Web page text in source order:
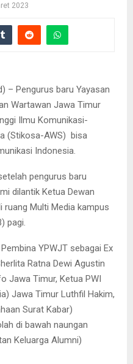
2023
dan mereka optimistis
– Pengurus baru Yayasan
Wartawan Jawa Timur
Ilmu Komunikasi-
(Stikosa-AWS) bisa
Indonesia.
pengurus baru
dilantik Ketua Dewan
ruang Multi Media kampus
pagi.
YPWJT sebagai Ex
Ratna Dewi Agustin
Jawa Timur, Ketua PWI
Jawa Timur Luthfil Hakim,
Surat Kabar)
di bawah naungan
Keluarga Alumni)